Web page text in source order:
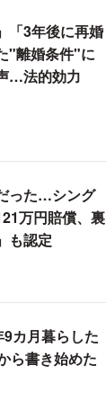
「3年後に再婚
"離婚条件"に
…法的効力
った…シング
万円賠償、裏
も認定
9カ月暮らした
ら書き始めた